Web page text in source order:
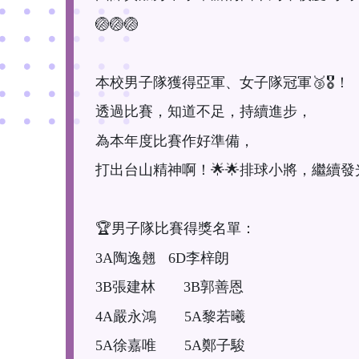
🏐🏐🏐
本校男子隊獲得亞軍、女子隊冠軍🥉🎖️！
透過比賽，知道不足，持續進步，
為本年度比賽作好準備，
打出台山精神啊！🌟🌟排球小將，繼續
🏆男子隊比賽得獎名單：
3A陶逸翹 6D李梓朗
3B張建林 3B郭善恩
4A嚴永鴻 5A黎若曦
5A徐嘉唯 5A鄭子駿